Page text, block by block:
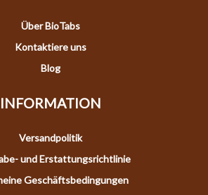
Über BioTabs
Kontaktiere uns
Blog
INFORMATION
Versandpolitik
und Erstattungsrichtlinie
Geschäftsbedingungen